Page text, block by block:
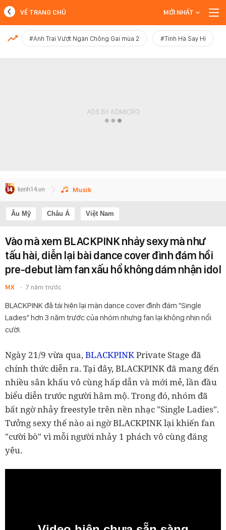
MỚI NHẤT
VỀ TRANG CHỦ MỚI NHẤT
#Anh Trai Vượt Ngàn Chông Gai mùa 2 #Tinh Hà Say Hi
Musik
Âu Mỹ Châu Á Việt Nam
Vào mà xem BLACKPINK nhảy sexy mà như
tấu hài, diễn lại bài dance cover đình đám hồi
pre-debut làm fan xấu hổ không dám nhận idol
MX 7 năm trước
BLACKPINK đã tái hiện lại màn dance cover đình đám "Single
Ladies" hơn 3 năm trước của nhóm nhưng fan lại không nhịn nổi
cười.
Ngày 21/9 vừa qua,BLACKPINKPrivate Stage đã
chính thức diễn ra. Tại đây, BLACKPINK đã mang đến
nhiều sân khấu vô cùng hấp dẫn và mới mẻ, lần đầu
biểu diễn trước người hâm mộ. Trong đó, nhóm đã
bất ngờ nhảy freestyle trên nền nhạc "Single Ladies".
Tưởng sexy thế nào ai ngờ BLACKPINK lại khiến fan
"cười bò" vì mỗi người nhảy 1 phách vô cùng đáng
yêu.